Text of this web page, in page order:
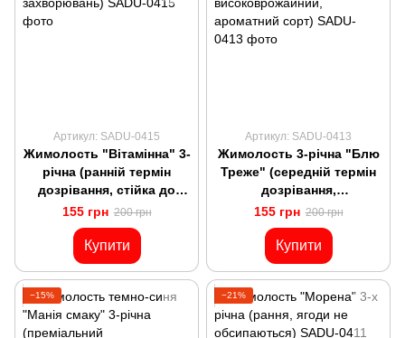
Артикул: SADU-0415
Жимолость "Вітамінна" 3-
річна (ранній термін
дозрівання, стійка до
захворювань)
155 грн 200 грн
Купити
Артикул: SADU-0413
Жимолость 3-річна "Блю
Треже" (середній термін
дозрівання,
високоврожайний,
ароматний сорт)
155 грн 200 грн
Купити
−15% −21%